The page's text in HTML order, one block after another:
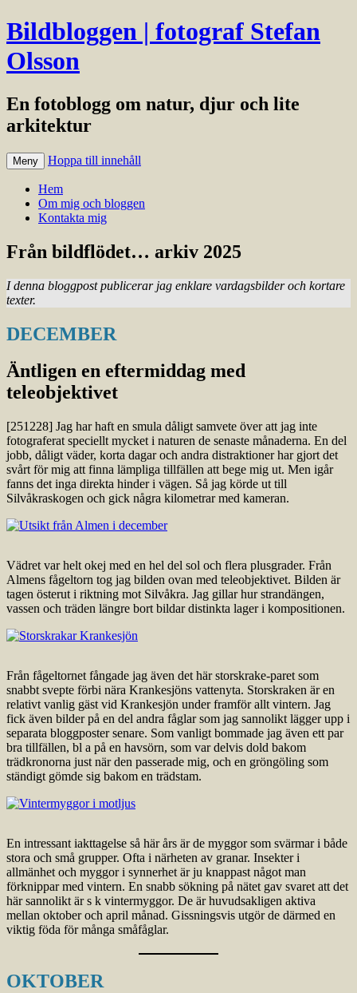
Bildbloggen | fotograf Stefan
Olsson
En fotoblogg om natur, djur och lite
arkitektur
Meny Hoppa till innehåll
Hem
Om mig och bloggen
Kontakta mig
Från bildflödet… arkiv 2025
I denna bloggpost publicerar jag enklare vardagsbilder och kortare
texter.
DECEMBER
Äntligen en eftermiddag med
teleobjektivet
[251228] Jag har haft en smula dåligt samvete över att jag inte
fotograferat speciellt mycket i naturen de senaste månaderna. En del
jobb, dåligt väder, korta dagar och andra distraktioner har gjort det
svårt för mig att finna lämpliga tillfällen att bege mig ut. Men igår
fanns det inga direkta hinder i vägen. Så jag körde ut till
Silvåkraskogen och gick några kilometrar med kameran.
Vädret var helt okej med en hel del sol och flera plusgrader. Från
Almens fågeltorn tog jag bilden ovan med teleobjektivet. Bilden är
tagen österut i riktning mot Silvåkra. Jag gillar hur strandängen,
vassen och träden längre bort bildar distinkta lager i kompositionen.
Från fågeltornet fångade jag även det här storskrake-paret som
snabbt svepte förbi nära Krankesjöns vattenyta. Storskraken är en
relativt vanlig gäst vid Krankesjön under framför allt vintern. Jag
fick även bilder på en del andra fåglar som jag sannolikt lägger upp i
separata bloggposter senare. Som vanligt bommade jag även ett par
bra tillfällen, bl a på en havsörn, som var delvis dold bakom
trädkronorna just när den passerade mig, och en gröngöling som
ständigt gömde sig bakom en trädstam.
En intressant iakttagelse så här års är de myggor som svärmar i både
stora och små grupper. Ofta i närheten av granar. Insekter i
allmänhet och myggor i synnerhet är ju knappast något man
förknippar med vintern. En snabb sökning på nätet gav svaret att det
här sannolikt är s k vintermyggor. De är huvudsakligen aktiva
mellan oktober och april månad. Gissningsvis utgör de därmed en
viktig föda för många småfåglar.
OKTOBER